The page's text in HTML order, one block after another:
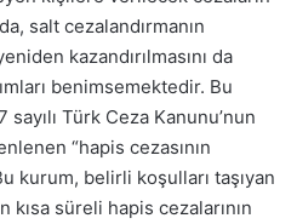
salt cezalandırmanın
kazandırılmasını da
benimsemektedir. Bu
Türk Ceza Kanunu’nun
“hapis cezasının
kurum, belirli koşulları taşıyan
süreli hapis cezalarının